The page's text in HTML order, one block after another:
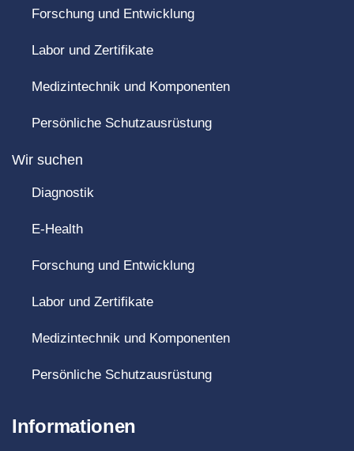
Forschung und Entwicklung
Labor und Zertifikate
Medizintechnik und Komponenten
Persönliche Schutzausrüstung
Wir suchen
Diagnostik
E-Health
Forschung und Entwicklung
Labor und Zertifikate
Medizintechnik und Komponenten
Persönliche Schutzausrüstung
Informationen